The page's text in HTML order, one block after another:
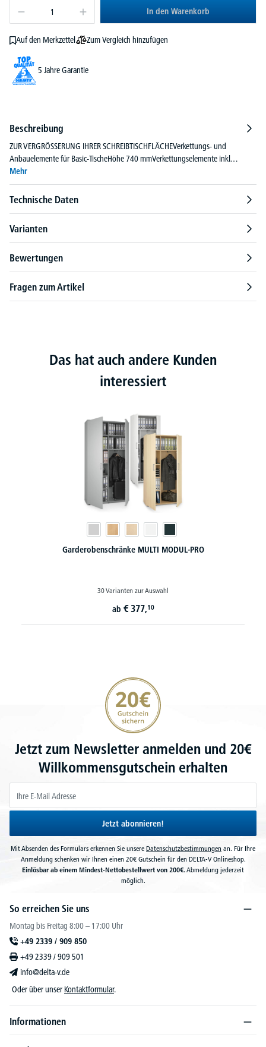
In den Warenkorb
Auf den Merkzettel Zum Vergleich hinzufügen
5 Jahre Garantie
Beschreibung
ZUR VERGRÖSSERUNG IHRER SCHREIBTISCHFLÄCHEVerkettungs- und
Anbauelemente für Basic-TischeHöhe 740 mmVerkettungselemente inkl…
Mehr
Technische Daten
Varianten
Bewertungen
Fragen zum Artikel
Das hat auch andere Kunden
interessiert
Garderobenschränke MULTI MODUL-PRO
30 Varianten zur Auswahl
ab € 377,10
20€ Gutschein sichern
Jetzt zum Newsletter anmelden und 20€
Willkommensgutschein erhalten
Jetzt abonnieren!
Mit Absenden des Formulars erkennen Sie unsere Datenschutzbestimmungen an. Für Ihre
Anmeldung schenken wir Ihnen einen 20€ Gutschein für den DELTA-V Onlineshop.
Einlösbar ab einem Mindest-Nettobestellwert von 200€.Abmeldung jederzeit
möglich.
So erreichen Sie uns
Montag bis Freitag 8:00 – 17:00 Uhr
+49 2339 / 909 850
+49 2339 / 909 501
info@delta-v.de
Oder über unser Kontaktformular.
Informationen